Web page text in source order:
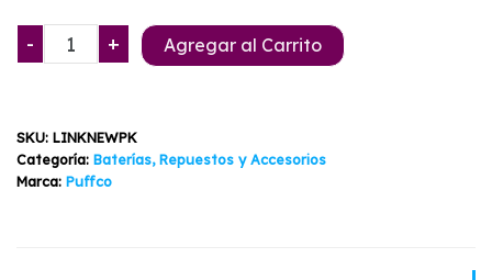
era:
$209.900.
es:
$189.900.
-
New
Peak
Puffco
cantidad
+ Agregar al Carrito
SKU: LINKNEWPK
Categoría: Baterías, Repuestos y Accesorios
Marca: Puffco